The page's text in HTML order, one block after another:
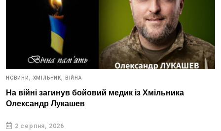
НОВИНИ, ХМІЛЬНИК, ВІЙНА
На війні загинув бойовий медик із Хмільника
Олександр Лукашев
2 серпня, 2026